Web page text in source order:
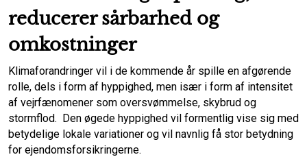
reducerer sårbarhed og
omkostninger
Klimaforandringer vil i de kommende år spille en afgørende
rolle, dels i form af hyppighed, men især i form af intensitet
af vejrfænomener som oversvømmelse, skybrud og
stormflod. Den øgede hyppighed vil formentlig vise sig med
betydelige lokale variationer og vil navnlig få stor betydning
for ejendomsforsikringerne.